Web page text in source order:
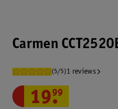
Carmen
(5/5)1 reviews
19.
99